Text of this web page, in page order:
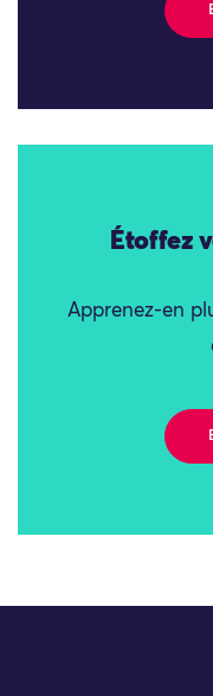
Étoffez
Apprenez-en